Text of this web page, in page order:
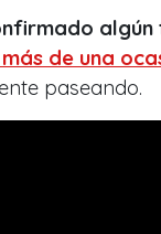
de una
paseando.